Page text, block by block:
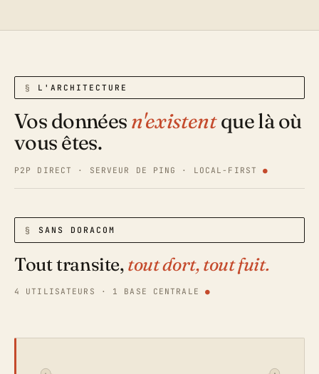
L'ARCHITECTURE
Vos données n'existentque là où
vous êtes.
P2P DIRECT · SERVEUR DE PING · LOCAL-FIRST
SANS DORACOM
Tout transite,tout dort, tout fuit.
4 UTILISATEURS · 1 BASE CENTRALE